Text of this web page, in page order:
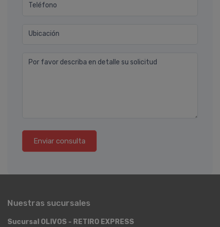
Teléfono
Ubicación
Por favor describa en detalle su solicitud
Enviar consulta
Nuestras sucursales
Sucursal OLIVOS - RETIRO EXPRESS